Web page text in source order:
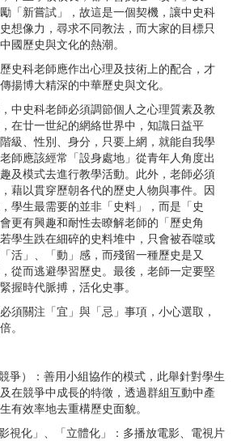
「新嘗試」，故這是一個契機，讓中史科
想像力，尋求不同教法，而大家的目標只
國歷史與文化的熱潮。
史科老師應作出心理及技術上的配合，才
揚博大精深的中華歷史與文化。
中史科老師必須調節個人之心理質素及教
在廿一世紀的網絡世界中，知識日益平
級、性別、身分，只要上網，就能自我學
師應該經常「設身處地」從青年人角度出
及模式去進行教學活動。此外，老師必須
藉以貫穿歷朝各代的歷史人物與事件。因
學生最需要的並非「史料」，而是「史
更有興趣和耐性去瞭解老師的「歷史角
學生跌在細碎的史料堆中，只會被吞噬或
活」、「動」感，而殘留一種歷史是又
從而逃避學習歷史。最後，老師一定要堅
握時代脈搏，活化史事。
須關注「宜」與「忌」事項，小心選取，
。
爭）：善用小組協作的模式，此舉針對學生
在競爭中成長的特徵，透過群組互動中產
有效率地去重構歷史面貌。
視化」、「立體化」：多播放電影、電視片